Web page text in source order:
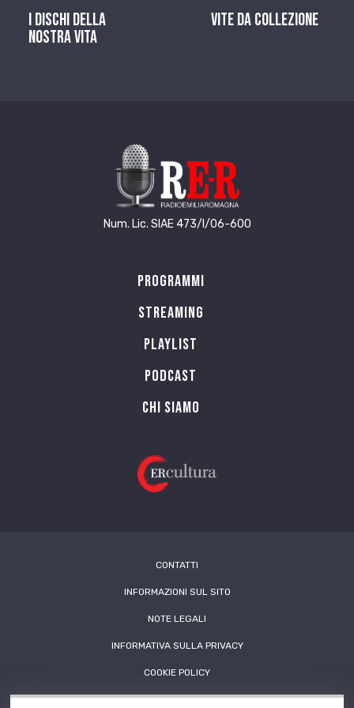
I dischi della
nostra vita
Vite da Collezione
Num. Lic. SIAE 473/I/06-600
Programmi
Streaming
Playlist
PODCAST
Chi siamo
CONTATTI
INFORMAZIONI SUL SITO
NOTE LEGALI
INFORMATIVA SULLA PRIVACY
COOKIE POLICY